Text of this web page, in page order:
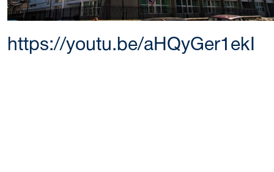
https://youtu.be/aHQyGer1ekI